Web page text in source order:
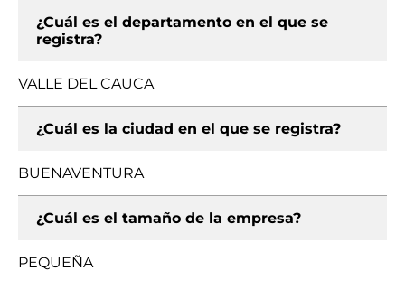
¿Cuál es el departamento en el que se
registra?
VALLE DEL CAUCA
¿Cuál es la ciudad en el que se registra?
BUENAVENTURA
¿Cuál es el tamaño de la empresa?
PEQUEÑA